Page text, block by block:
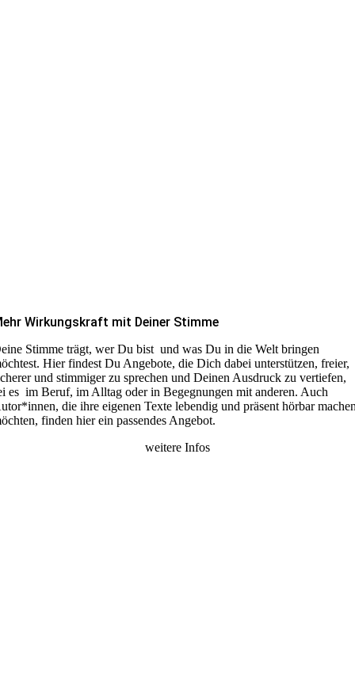
Wirkungskraft mit Deiner Stimme
Stimme trägt, wer Du bist und was Du in die Welt bringen
Hier findest Du Angebote, die Dich dabei unterstützen, freier,
und stimmiger zu sprechen und Deinen Ausdruck zu vertiefen,
es im Beruf, im Alltag oder in Begegnungen mit anderen. Auch
die ihre eigenen Texte lebendig und präsent hörbar
finden hier ein passendes Angebot.
weitere Infos